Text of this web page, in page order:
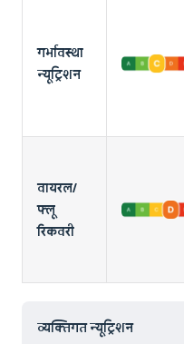
गर्भावस्था
न्यूट्रिशन
वायरल/
फ्लू
रिकवरी
व्यक्तिगत न्यूट्रिशन